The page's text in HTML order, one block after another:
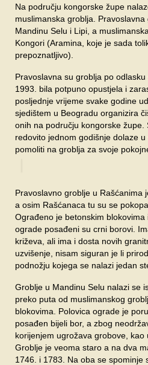
SPONZORI
FORUM
Na području kongorske župe
muslimanska groblja. Pravoslavna
Mandinu Selu i Lipi, a
Kongori (Aramina, koje je sada
prepoznatljivo).
Pravoslavna su groblja po
1993. bila potpuno opustjela i
posljednje vrijeme svake godine
sjedištem u Beogradu organizira
onih na području kongorske župe.
redovito jednom godišnje dolaze
pomoliti na groblja za svoje
Pravoslavno groblje u Rašćanima
a osim Rašćanaca tu su se
Ograđeno je betonskim
ograde posađeni su crni borovi.
križeva, ali ima i dosta novih
uzvišenje, nisam siguran je li
podnožju kojega se nalazi jedan
Groblje u Mandinu Selu nalazi se
preko puta od muslimanskog
blokovima. Polovica ograde je
posađen bijeli bor, a zbog
korijenjem ugrožava grobove, kao
Groblje je veoma staro a na dva
1746. i 1783. Na oba se spominje